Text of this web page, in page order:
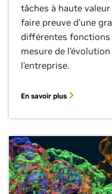
tâches à haute
faire preuve d'une
différentes fonctions
mesure de
l’entreprise.
En savoir plus